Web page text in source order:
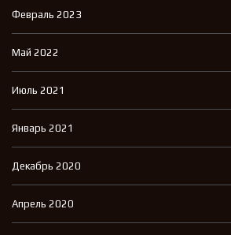
Февраль 2023
Май 2022
Июль 2021
Январь 2021
Декабрь 2020
Апрель 2020